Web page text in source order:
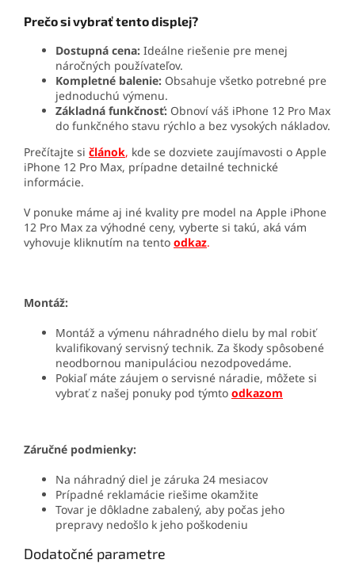
Prečo si vybrať tento displej?
Dostupná cena: Ideálne riešenie pre menej
náročných používateľov.
Kompletné balenie: Obsahuje všetko potrebné pre
jednoduchú výmenu.
Základná funkčnosť: Obnoví váš iPhone 12 Pro Max
do funkčného stavu rýchlo a bez vysokých nákladov.
Prečítajte si článok, kde se dozviete zaujímavosti o Apple
iPhone 12 Pro Max, prípadne detailné technické
informácie.
V ponuke máme aj iné kvality pre model na Apple iPhone
12 Pro Max za výhodné ceny, vyberte si takú, aká vám
vyhovuje kliknutím na tento odkaz.
Montáž:
Montáž a výmenu náhradného dielu by mal robiť
kvalifikovaný servisný technik. Za škody spôsobené
neodbornou manipuláciou nezodpovedáme.
Pokiaľ máte záujem o servisné náradie, môžete si
vybrať z našej ponuky pod týmto odkazom
Záručné podmienky:
Na náhradný diel je záruka 24 mesiacov
Prípadné reklamácie riešime okamžite
Tovar je dôkladne zabalený, aby počas jeho
prepravy nedošlo k jeho poškodeniu
Dodatočné parametre